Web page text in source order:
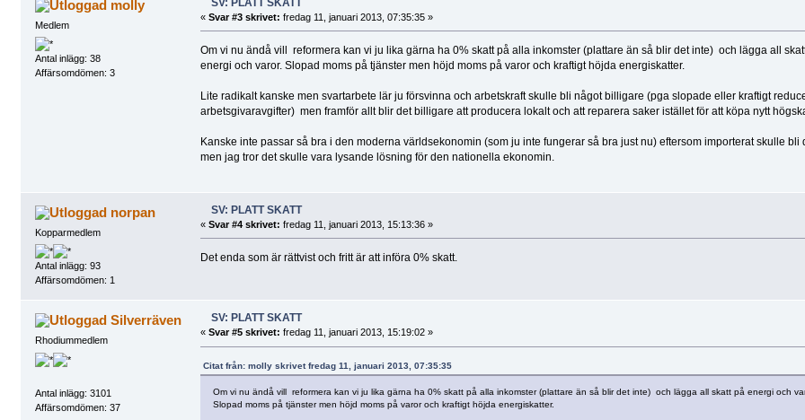
molly
Medlem
Antal inlägg: 38
Affärsomdömen: 3
SV: PLATT SKATT
« Svar #3 skrivet: fredag 11, januari 2013, 07:35:35 »
Om vi nu ändå vill reformera kan vi ju lika gärna ha 0% skatt på alla inkomster (plattare än så blir det inte) och lägga all
energi och varor. Slopad moms på tjänster men höjd moms på varor och kraftigt höjda energiskatter.
Lite radikalt kanske men svartarbete lär ju försvinna och arbetskraft skulle bli något billigare (pga slopade eller kraftigt
arbetsgivaravgifter) men framför allt blir det billigare att producera lokalt och att reparera saker istället för att köpa nytt
Kanske inte passar så bra i den moderna världsekonomin (som ju inte fungerar så bra just nu) eftersom importerat skulle bli
men jag tror det skulle vara lysande lösning för den nationella ekonomin.
norpan
Kopparmedlem
Antal inlägg: 93
Affärsomdömen: 1
SV: PLATT SKATT
« Svar #4 skrivet: fredag 11, januari 2013, 15:13:36 »
Det enda som är rättvist och fritt är att införa 0% skatt.
Silverräven
Rhodiummedlem
Antal inlägg: 3101
Affärsomdömen: 37
SV: PLATT SKATT
« Svar #5 skrivet: fredag 11, januari 2013, 15:19:02 »
Citat från: molly skrivet fredag 11, januari 2013, 07:35:35
Om vi nu ändå vill reformera kan vi ju lika gärna ha 0% skatt på alla inkomster (plattare än så blir det inte) och lägga all skatt på energi och
Slopad moms på tjänster men höjd moms på varor och kraftigt höjda energiskatter.